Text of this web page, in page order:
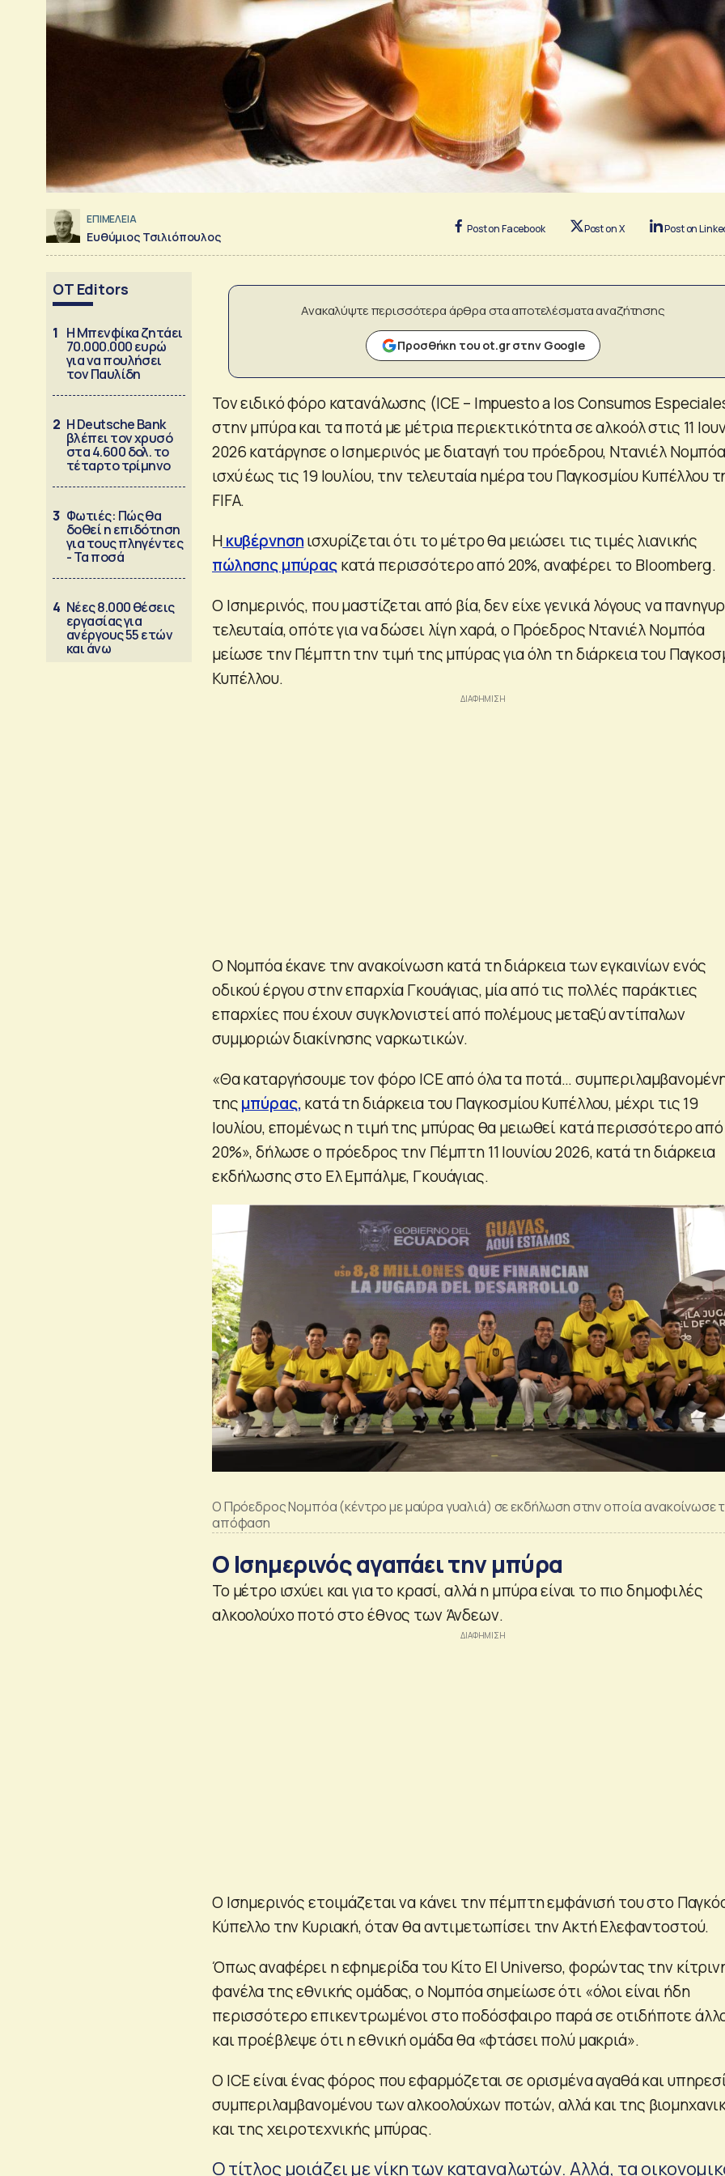
ΕΠΙΜΕΛΕΙΑ
Ευθύμιος Τσιλιόπουλος
Post on Facebook Post on X Post on
OT Editors
1 Η Μπενφίκα ζητάει
70.000.000 ευρώ
για να πουλήσει
τον Παυλίδη
2 Η Deutsche Bank
βλέπει τον χρυσό
στα 4.600 δολ. το
τέταρτο τρίμηνο
3 Φωτιές: Πώς θα
δοθεί η επιδότηση
για τους πληγέντες
- Τα ποσά
4 Νέες 8.000 θέσεις
εργασίας για
ανέργους 55 ετών
και άνω
Ανακαλύψτε περισσότερα άρθρα στα αποτελέσματα αναζήτησης
Προσθήκη του ot.gr στην Google
Τον ειδικό φόρο κατανάλωσης (ICE – Impuesto a los Consumos
στην μπύρα και τα ποτά με μέτρια περιεκτικότητα σε αλκοόλ στις 11
2026 κατάργησε o Ισημερινός με διαταγή του πρόεδρου, Ντανιέλ
ισχύ έως τις 19 Ιουλίου, την τελευταία ημέρα του Παγκοσμίου Κυπέλλου
FIFA.
Ηκυβέρνησηισχυρίζεται ότι το μέτρο θα μειώσει τις τιμές λιανικής
πώλησης μπύραςκατά περισσότερο από 20%, αναφέρει το Bloomberg.
Ο Ισημερινός, που μαστίζεται από βία, δεν είχε γενικά λόγους να
τελευταία, οπότε για να δώσει λίγη χαρά, ο Πρόεδρος Ντανιέλ Νομπόα
μείωσε την Πέμπτη την τιμή της μπύρας για όλη τη διάρκεια του
Κυπέλλου.
Ο Νομπόα έκανε την ανακοίνωση κατά τη διάρκεια των εγκαινίων ενός
οδικού έργου στην επαρχία Γκουάγιας, μία από τις πολλές παράκτιες
επαρχίες που έχουν συγκλονιστεί από πολέμους μεταξύ αντίπαλων
συμμοριών διακίνησης ναρκωτικών.
«Θα καταργήσουμε τον φόρο ICE από όλα τα ποτά…
τηςμπύρας,κατά τη διάρκεια του Παγκοσμίου Κυπέλλου, μέχρι τις 19
Ιουλίου, επομένως η τιμή της μπύρας θα μειωθεί κατά περισσότερο από
20%», δήλωσε ο πρόεδρος την Πέμπτη 11 Ιουνίου 2026, κατά τη διάρκεια
εκδήλωσης στο Ελ Εμπάλμε, Γκουάγιας.
Ο Πρόεδρος Νομπόα (κέντρο με μαύρα γυαλιά) σε εκδήλωση στην οποία ανακοίνωσε
απόφαση
Ο Ισημερινός αγαπάει την μπύρα
Το μέτρο ισχύει και για το κρασί, αλλά η μπύρα είναι το πιο δημοφιλές
αλκοολούχο ποτό στο έθνος των Άνδεων.
Ο Ισημερινός ετοιμάζεται να κάνει την πέμπτη εμφάνισή του στο
Κύπελλο την Κυριακή, όταν θα αντιμετωπίσει την Ακτή Ελεφαντοστού.
Όπως αναφέρει η εφημερίδα του Κίτο El Universo, φορώντας την
φανέλα της εθνικής ομάδας, ο Νομπόα σημείωσε ότι «όλοι είναι ήδη
περισσότερο επικεντρωμένοι στο ποδόσφαιρο παρά σε οτιδήποτε
και προέβλεψε ότι η εθνική ομάδα θα «φτάσει πολύ μακριά».
Ο ICE είναι ένας φόρος που εφαρμόζεται σε ορισμένα αγαθά και
συμπεριλαμβανομένου των αλκοολούχων ποτών, αλλά και της
και της χειροτεχνικής μπύρας.
Ο τίτλος μοιάζει με νίκη των καταναλωτών. Αλλά, τα